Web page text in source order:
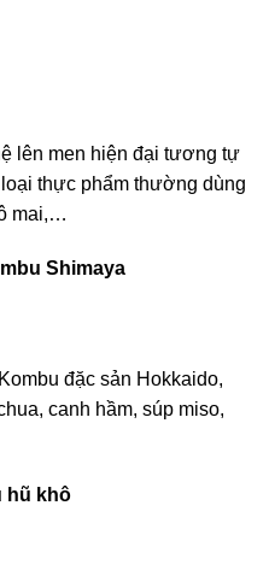
lên men hiện đại tương tự
thực phẩm thường dùng
mai,…
Shimaya
đặc sản Hokkaido,
canh hầm, súp miso,
hũ khô